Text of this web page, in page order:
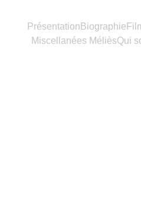
Présentation Biographie
Miscellanées MélièsQui